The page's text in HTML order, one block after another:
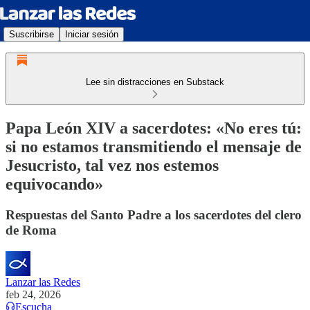
Suscribirse Iniciar sesión
Lee sin distracciones en Substack
Papa León XIV a sacerdotes: «No eres tú:
si no estamos transmitiendo el mensaje de
Jesucristo, tal vez nos estemos
equivocando»
Respuestas del Santo Padre a los sacerdotes del clero
de Roma
Lanzar las Redes
feb 24, 2026
Escucha